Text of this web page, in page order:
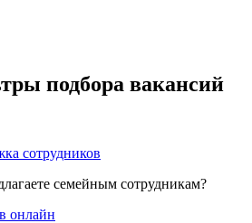
подбора вакансий
сотрудников
семейным сотрудникам?
онлайн